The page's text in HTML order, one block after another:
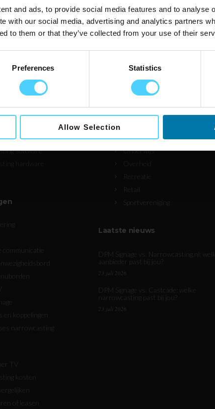
and ads, to provide social media features and to analyse
with our social media, advertising and analytics partners
to them or that they’ve collected from your use of their
Preferences Statistics
Allow Selection
naar
software
en koppelingen
narrowcasting
TV
kosten
of leasen
Branches waar wij actief zijn
Automotive
Narrowcasting verzamelpand
Onderwijs
Recreatie
Retail
Sportvereniging
Laatste nieuws
DPM Signage vs. Narrowcasting.nl:
aanbieder past bij jou?
23 juli 2026
DPM Signage vs. Castcade: welke
narrowcasting past bij jou?
23 juli 2026